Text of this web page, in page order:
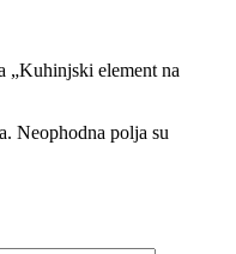
„Kuhinjski element na
Neophodna polja su